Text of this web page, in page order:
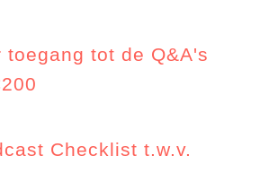
toegang tot de Q&A's
Checklist t.w.v.